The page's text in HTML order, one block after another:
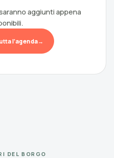
aggiunti appena
l’agenda→
DEL BORGO